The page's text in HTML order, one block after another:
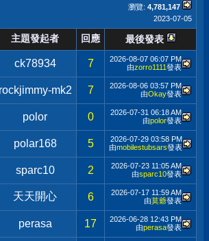
瀏覽: 4,781,147
2023-07-05
主題發起者 回應 最後發表
ck78934 7 2026-08-07 06:07 PM
由zorro1111發表
rockjimmy-mk2 7 2026-08-06 03:57 PM
由Okay發表
polor 0 2026-07-31 06:18 AM
由polor發表
polar168 5 2026-07-29 03:58 PM
由mobilestubsars發表
sparc10 2 2026-07-23 11:05 AM
由sparc10發表
天天開心 6 2026-07-17 11:59 AM
由莫爺發表
perasa 17 2026-06-28 12:43 PM
由perasa發表